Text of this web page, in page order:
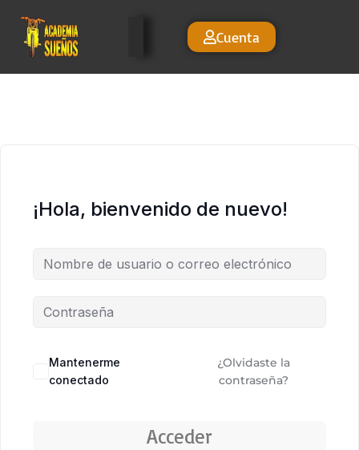
Cuenta
¡Hola, bienvenido de nuevo!
Mantenerme
conectado
¿Olvidaste la
contraseña?
Acceder